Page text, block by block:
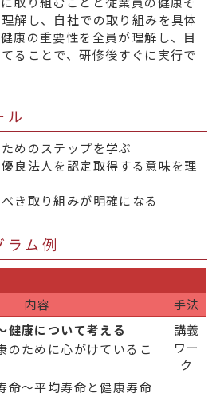
解し、自社での取り組みを具体
康の重要性を全員が理解し、目
ることで、研修後すぐに実行で
ル
めのステップを学ぶ
良法人を認定取得する意味を理
き取り組みが明確になる
ラム例
内容 手法
健康について考える
のために心がけているこ
命～平均寿命と健康寿命
講義
ワー
ク